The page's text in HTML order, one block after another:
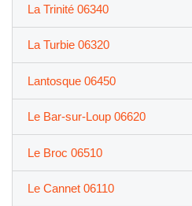
La Trinité 06340
La Turbie 06320
Lantosque 06450
Le Bar-sur-Loup 06620
Le Broc 06510
Le Cannet 06110